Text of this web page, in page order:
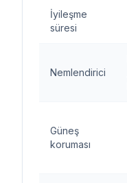
İyileşme
süresi
Nemlendirici
Güneş
koruması